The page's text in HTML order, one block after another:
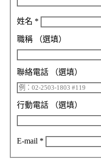
姓名 *
職稱 （選填）
聯絡電話 （選填）
行動電話 （選填）
E-mail *